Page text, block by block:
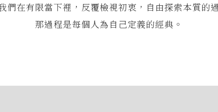
們在有限當下裡，反覆檢視初衷，自由探索本質的
那過程是每個人為自己定義的經典。